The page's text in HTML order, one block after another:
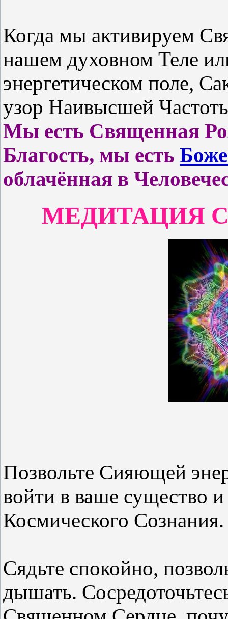
Когда мы активируем
нашем духовном Теле
энергетическом поле,
узор Наивысшей
Мы есть Священная
Благость, мы есть
облачённая в
МЕДИТАЦИЯ
Позвольте Сияющей
войти в ваше существо
Космического Сознания.
Сядьте спокойно,
дышать.